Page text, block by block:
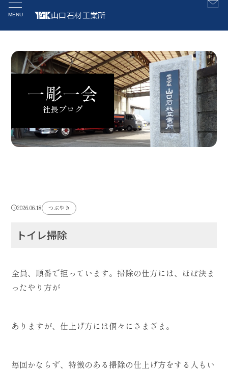
MENU 山口石材工業所
社長ブログ
2026.06.18 つぶやき
トイレ掃除
全員、順番で担っています。掃除の仕方には、ほぼ決ま
ったやり方が
ありますが、仕上げ方には個々にさまざま。
毎回かならず、特徴のある掃除の仕上げ方をする人もい